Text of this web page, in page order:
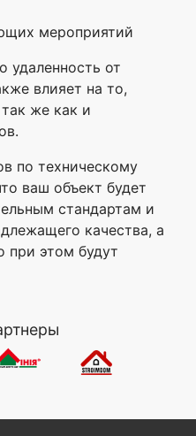
мероприятий
удаленность от
влияет на то,
же как и
по техническому
ваш объект будет
стандартам и
качества, а
при этом будут